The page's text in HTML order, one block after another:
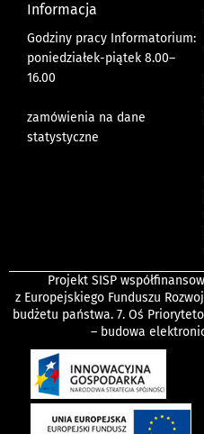
Informacja
Godziny pracy Informatorium:
poniedziałek-piątek 8.00–
16.00
zamówienia na dane
statystyczne
Projekt SISP
z Europejskiego Funduszu
budżetu państwa. 7. Oś
– budowa